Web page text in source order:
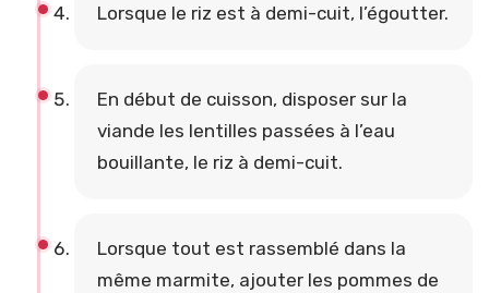
Lorsque le riz est à demi-cuit, l’égoutter.
En début de cuisson, disposer sur la
viande les lentilles passées à l’eau
bouillante, le riz à demi-cuit.
Lorsque tout est rassemblé dans la
même marmite, ajouter les pommes de